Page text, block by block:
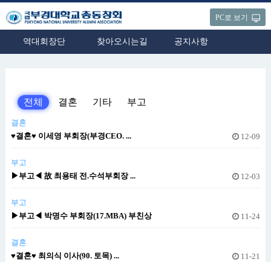
PC로 보기
역대회장단 찾아오시는길 공지사항
전체 결혼 기타 부고
결혼
♥결혼♥ 이세영 부회장(부경CEO. ...
12-09
부고
▶부고◀ 故 최용태 전.수석부회장 ...
12-03
부고
▶부고◀ 박명수 부회장(17.MBA) 부친상
11-24
결혼
♥결혼♥ 최의식 이사(90. 토목) ...
11-21